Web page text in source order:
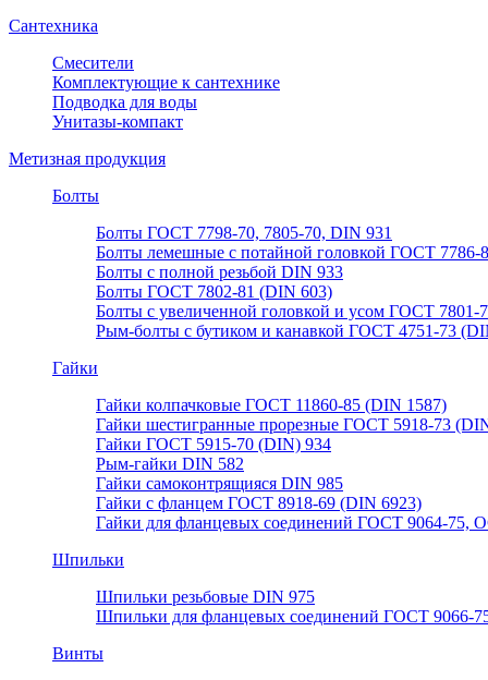
Сантехника
Смесители
Комплектующие к сантехнике
Подводка для воды
Унитазы-компакт
Метизная продукция
Болты
Болты ГОСТ 7798-70, 7805-70, DIN 931
Болты лемешные с потайной головкой ГОСТ 7786-
Болты с полной резьбой DIN 933
Болты ГОСТ 7802-81 (DIN 603)
Болты с увеличенной головкой и усом ГОСТ 7801-
Рым-болты с бутиком и канавкой ГОСТ 4751-73
Гайки
Гайки колпачковые ГОСТ 11860-85 (DIN 1587)
Гайки шестигранные прорезные ГОСТ 5918-73
Гайки ГОСТ 5915-70 (DIN) 934
Рым-гайки DIN 582
Гайки самоконтрящияся DIN 985
Гайки с фланцем ГОСТ 8918-69 (DIN 6923)
Гайки для фланцевых соединений ГОСТ 9064-75,
Шпильки
Шпильки резьбовые DIN 975
Шпильки для фланцевых соединений ГОСТ 9066-
Винты